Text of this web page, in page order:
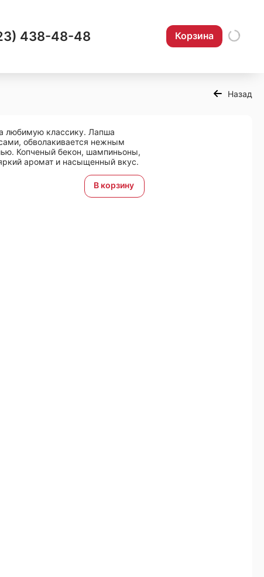
438-48-48 Корзина
Назад
любимую классику. Лапша
обволакивается нежным
Копченый бекон, шампиньоны,
аромат и насыщенный вкус.
В корзину